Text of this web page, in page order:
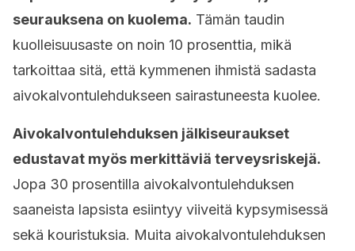
seurauksena on kuolema. Tämän taudin
kuolleisuusaste on noin 10 prosenttia, mikä
tarkoittaa sitä, että kymmenen ihmistä sadasta
aivokalvontulehdukseen sairastuneesta kuolee.
Aivokalvontulehduksen jälkiseuraukset
edustavat myös merkittäviä terveysriskejä.
Jopa 30 prosentilla aivokalvontulehduksen
saaneista lapsista esiintyy viiveitä kypsymisessä
sekä kouristuksia. Muita aivokalvontulehduksen